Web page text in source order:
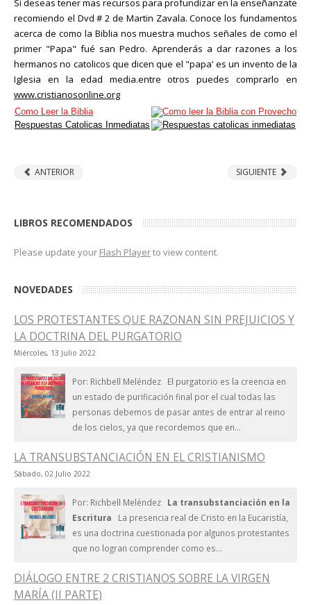
Si deseas tener mas recursos para profundizar en la enseñanzate
recomiendo el Dvd # 2 de Martin Zavala. Conoce los fundamentos
acerca de como la Biblia nos muestra muchos señales de como el
primer "Papa" fué san Pedro. Aprenderás a dar razones a los
hermanos no catolicos que dicen que el "papa' es un invento de la
Iglesia en la edad media.entre otros puedes comprarlo en
www.cristianosonline.org
Como Leer la Biblia
Respuestas Catolicas Inmediatas
ANTERIOR SIGUIENTE
LIBROS RECOMENDADOS
Please update your Flash Playerto view content.
NOVEDADES
LOS PROTESTANTES QUE RAZONAN SIN PREJUICIOS Y
LA DOCTRINA DEL PURGATORIO
Miércoles, 13 Julio 2022
Por: Richbell Meléndez El purgatorio es la creencia en
un estado de purificación final por el cual todas las
personas debemos de pasar antes de entrar al reino
de los cielos, ya que recordemos que en...
LA TRANSUBSTANCIACIÓN EN EL CRISTIANISMO
Sábado, 02 Julio 2022
Por: Richbell Meléndez La transubstanciación en la
Escritura La presencia real de Cristo en la Eucaristía,
es una doctrina cuestionada por algunos protestantes
que no logran comprender como es...
DIÁLOGO ENTRE 2 CRISTIANOS SOBRE LA VIRGEN
MARÍA (II PARTE)